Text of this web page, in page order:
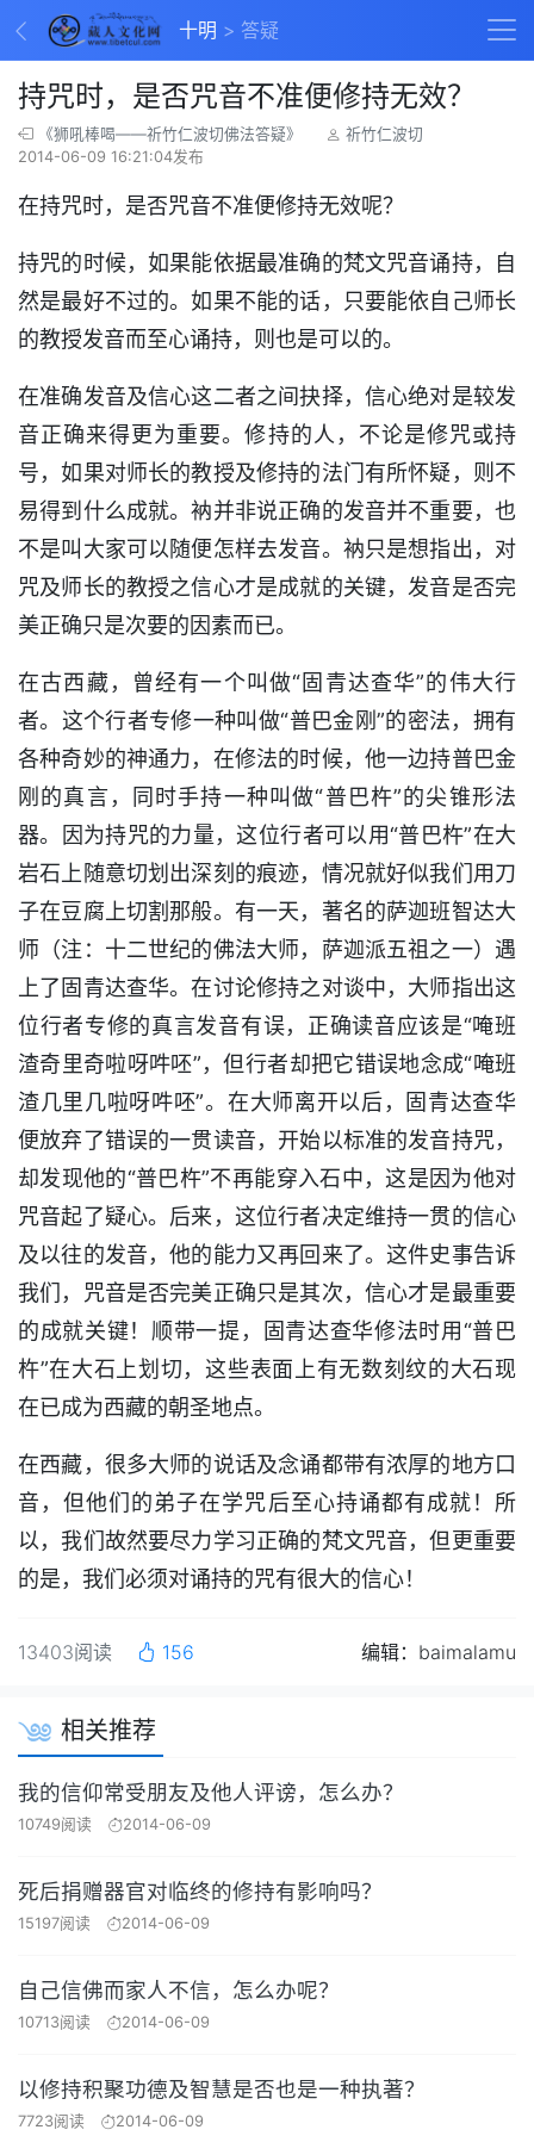
十明 答疑
持咒时，是否咒音不准便修持无效？
《狮吼棒喝——祈竹仁波切佛法答疑》
祈竹仁波切
2014-06-09 16:21:04发布
在持咒时，是否咒音不准便修持无效呢？
持咒的时候，如果能依据最准确的梵文咒音诵持，自
然是最好不过的。如果不能的话，只要能依自己师长
的教授发音而至心诵持，则也是可以的。
在准确发音及信心这二者之间抉择，信心绝对是较发
音正确来得更为重要。修持的人，不论是修咒或持
号，如果对师长的教授及修持的法门有所怀疑，则不
易得到什么成就。衲并非说正确的发音并不重要，也
不是叫大家可以随便怎样去发音。衲只是想指出，对
咒及师长的教授之信心才是成就的关键，发音是否完
美正确只是次要的因素而已。
在古西藏，曾经有一个叫做“固青达查华”的伟大行
者。这个行者专修一种叫做“普巴金刚”的密法，拥有
各种奇妙的神通力，在修法的时候，他一边持普巴金
刚的真言，同时手持一种叫做“普巴杵”的尖锥形法
器。因为持咒的力量，这位行者可以用“普巴杵”在大
岩石上随意切划出深刻的痕迹，情况就好似我们用刀
子在豆腐上切割那般。有一天，著名的萨迦班智达大
师（注：十二世纪的佛法大师，萨迦派五祖之一）遇
上了固青达查华。在讨论修持之对谈中，大师指出这
位行者专修的真言发音有误，正确读音应该是“唵班
渣奇里奇啦呀吽呸”，但行者却把它错误地念成“唵班
渣几里几啦呀吽呸”。在大师离开以后，固青达查华
便放弃了错误的一贯读音，开始以标准的发音持咒，
却发现他的“普巴杵”不再能穿入石中，这是因为他对
咒音起了疑心。后来，这位行者决定维持一贯的信心
及以往的发音，他的能力又再回来了。这件史事告诉
我们，咒音是否完美正确只是其次，信心才是最重要
的成就关键！顺带一提，固青达查华修法时用“普巴
杵”在大石上划切，这些表面上有无数刻纹的大石现
在已成为西藏的朝圣地点。
在西藏，很多大师的说话及念诵都带有浓厚的地方口
音，但他们的弟子在学咒后至心持诵都有成就！所
以，我们故然要尽力学习正确的梵文咒音，但更重要
的是，我们必须对诵持的咒有很大的信心！
13403阅读 156 编辑：baimalamu
相关推荐
我的信仰常受朋友及他人评谤，怎么办？
10749阅读 2014-06-09
死后捐赠器官对临终的修持有影响吗？
15197阅读 2014-06-09
自己信佛而家人不信，怎么办呢？
10713阅读 2014-06-09
以修持积聚功德及智慧是否也是一种执著？
7723阅读 2014-06-09